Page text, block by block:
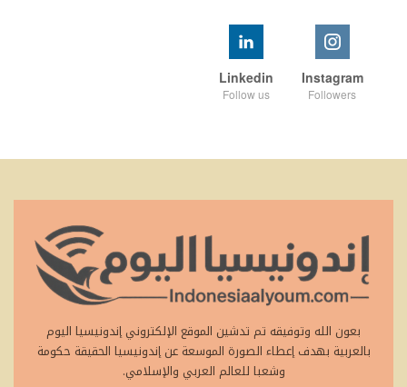
Instagram
Followers
Linkedin
Follow us
بعون الله وتوفيقه تم تدشين الموقع الإلكتروني إندونيسيا اليوم
بالعربية بهدف إعطاء الصورة الموسعة عن إندونيسيا الحقيقة حكومة
وشعبا للعالم العربي والإسلامي.